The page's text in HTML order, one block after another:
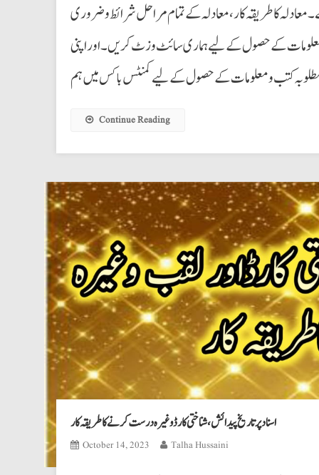
معادلہ کا طریقہ کار،معادلہ کے تمام مراحل شرائط وضروری
کے حصول کے لیے ہماری سائٹ وزٹ کریں۔ اوراپنی
Continue Reading
اسناد پر تاریخ پیدائش،شناختی کارڈ وغیرہ درست کرنےکاطریقہ کار
October 14, 2023 Talha Hussaini